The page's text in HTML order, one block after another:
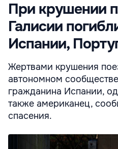
При крушении
Галисии
Испании,
Жертвами крушения
автономном
гражданина Испании,
также американец,
спасения.